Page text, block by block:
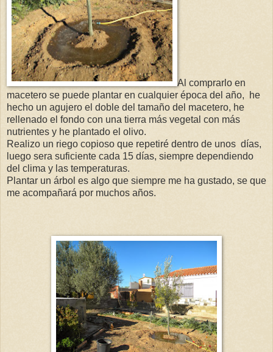
Al comprarlo en
macetero se puede plantar en cualquier época del año, he
hecho un agujero el doble del tamaño del macetero, he
rellenado el fondo con una tierra más vegetal con más
nutrientes y he plantado el olivo.
Realizo un riego copioso que repetiré dentro de unos días,
luego sera suficiente cada 15 días, siempre dependiendo
del clima y las temperaturas.
Plantar un árbol es algo que siempre me ha gustado, se que
me acompañará por muchos años.